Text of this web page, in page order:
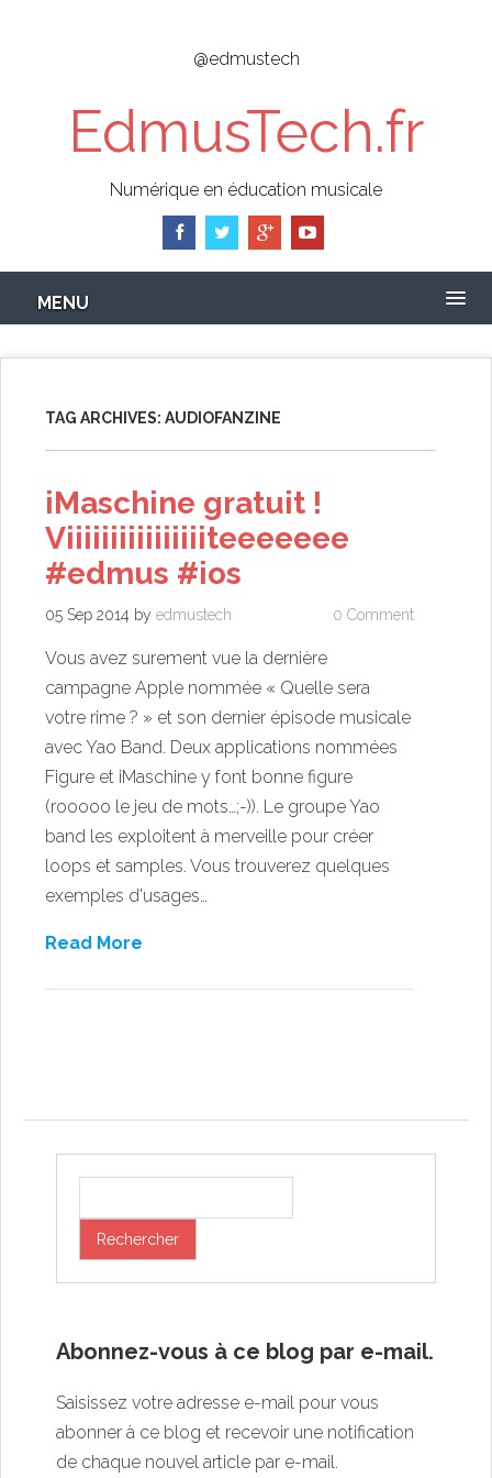
@edmustech
EdmusTech.fr
Numérique en éducation musicale
MENU
TAG ARCHIVES: AUDIOFANZINE
iMaschine gratuit !
Viiiiiiiiiiiiiiiiteeeeeee
#edmus #ios
05 Sep 2014 by edmustech 0 Comment
Vous avez surement vue la dernière
campagne Apple nommée « Quelle sera
votre rime ? » et son dernier épisode musicale
avec Yao Band. Deux applications nommées
Figure et iMaschine y font bonne figure
(rooooo le jeu de mots…;-)). Le groupe Yao
band les exploitent à merveille pour créer
loops et samples. Vous trouverez quelques
exemples d'usages…
Read More
Abonnez-vous à ce blog par e-mail.
Saisissez votre adresse e-mail pour vous
abonner à ce blog et recevoir une notification
de chaque nouvel article par e-mail.